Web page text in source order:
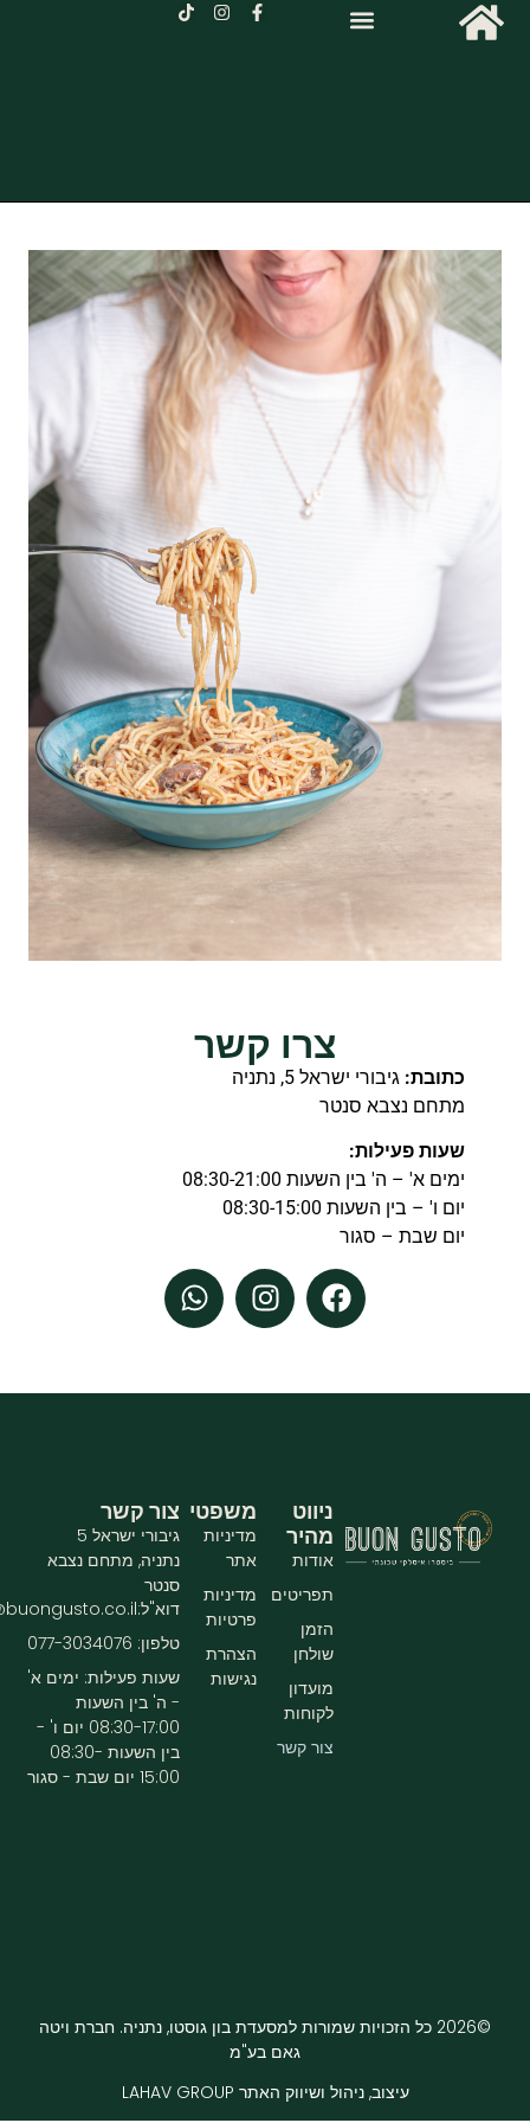
צרו קשר
כתובת:גיבורי ישראל 5, נתניה
מתחם נצבא סנטר
שעות פעילות:
ימים א' – ה' בין השעות 08:30-21:00
יום ו' – בין השעות 08:30-15:00
יום שבת – סגור
משפטי
מדיניות
אתר
מדיניות
פרטיות
הצהרת
נגישות
מהיר
אודות
תפריטים
מועדון
לקוחות
צור קשר
צור קשר
גיבורי ישראל 5
נתניה, מתחם נצבא
סנטר
דוא"ל:info@buongusto.co.il
טלפון: 077-3034076
שעות פעילות: ימים א'
- ה' בין השעות
08:30-17:00 יום ו' -
בין השעות 08:30-
©2026 כל הזכויות שמורות למסעדת בון גוסטו, נתניה. חברת ויטה
גאם בע"מ
עיצוב, ניהול ושיווק האתר LAHAV GROUP